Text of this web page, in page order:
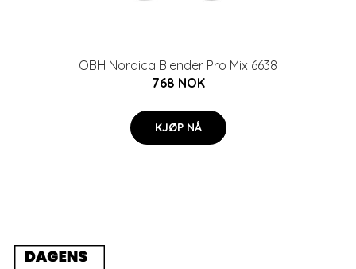
OBH Nordica Blender Pro Mix 6638
768 NOK
KJØP NÅ